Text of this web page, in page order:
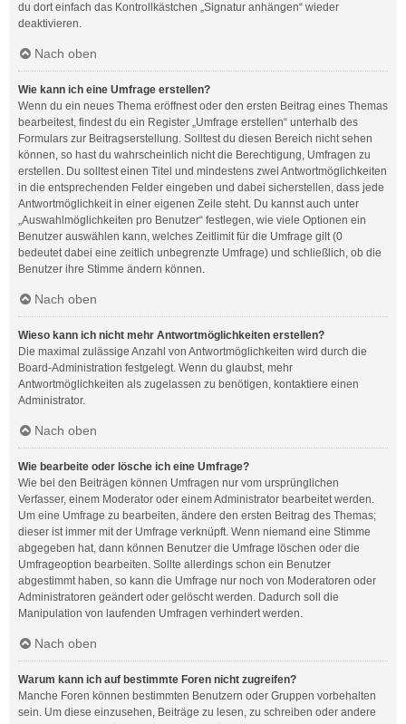
du dort einfach das Kontrollkästchen „Signatur anhängen“ wieder
deaktivieren.
Nach oben
Wie kann ich eine Umfrage erstellen?
Wenn du ein neues Thema eröffnest oder den ersten Beitrag eines Themas
bearbeitest, findest du ein Register „Umfrage erstellen“ unterhalb des
Formulars zur Beitragserstellung. Solltest du diesen Bereich nicht sehen
können, so hast du wahrscheinlich nicht die Berechtigung, Umfragen zu
erstellen. Du solltest einen Titel und mindestens zwei Antwortmöglichkeiten
in die entsprechenden Felder eingeben und dabei sicherstellen, dass jede
Antwortmöglichkeit in einer eigenen Zeile steht. Du kannst auch unter
„Auswahlmöglichkeiten pro Benutzer“ festlegen, wie viele Optionen ein
Benutzer auswählen kann, welches Zeitlimit für die Umfrage gilt (0
bedeutet dabei eine zeitlich unbegrenzte Umfrage) und schließlich, ob die
Benutzer ihre Stimme ändern können.
Nach oben
Wieso kann ich nicht mehr Antwortmöglichkeiten erstellen?
Die maximal zulässige Anzahl von Antwortmöglichkeiten wird durch die
Board-Administration festgelegt. Wenn du glaubst, mehr
Antwortmöglichkeiten als zugelassen zu benötigen, kontaktiere einen
Administrator.
Nach oben
Wie bearbeite oder lösche ich eine Umfrage?
Wie bei den Beiträgen können Umfragen nur vom ursprünglichen
Verfasser, einem Moderator oder einem Administrator bearbeitet werden.
Um eine Umfrage zu bearbeiten, ändere den ersten Beitrag des Themas;
dieser ist immer mit der Umfrage verknüpft. Wenn niemand eine Stimme
abgegeben hat, dann können Benutzer die Umfrage löschen oder die
Umfrageoption bearbeiten. Sollte allerdings schon ein Benutzer
abgestimmt haben, so kann die Umfrage nur noch von Moderatoren oder
Administratoren geändert oder gelöscht werden. Dadurch soll die
Manipulation von laufenden Umfragen verhindert werden.
Nach oben
Warum kann ich auf bestimmte Foren nicht zugreifen?
Manche Foren können bestimmten Benutzern oder Gruppen vorbehalten
sein. Um diese einzusehen, Beiträge zu lesen, zu schreiben oder andere